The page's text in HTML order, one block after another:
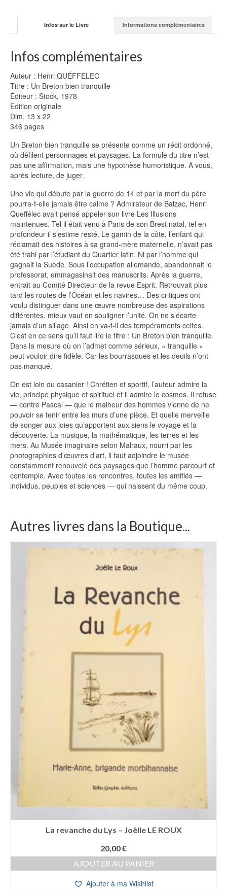
Infos sur le Livre Informations complémentaires
Infos complémentaires
Auteur : Henri QUÉFFELEC
Titre : Un Breton bien tranquille
Éditeur : Stock, 1978
Edition originale
Dim. 13 x 22
346 pages
Un Breton bien tranquille se présente comme un récit ordonné,
où défilent personnages et paysages. La formule du titre n’est
pas une affirmation, mais une hypothèse humoristique. A vous,
après lecture, de juger.
Une vie qui débute par la guerre de 14 et par la mort du père
pourra-t-elle jamais être calme ? Admirateur de Balzac, Henri
Queffélec avait pensé appeler son livre Les Illusions
maintenues. Tel il était venu à Paris de son Brest natal, tel en
profondeur il s’estime resté. Le gamin de la côte, l’enfant qui
réclamait des histoires à sa grand-mère maternelle, n’avait pas
été trahi par l’étudiant du Quartier latin. Ni par l’homme qui
gagnait la Suède. Sous l’occupation allemande, abandonnait le
professorat, emmagasinait des manuscrits. Après la guerre,
entrait au Comité Directeur de la revue Esprit. Retrouvait plus
tard les routes de l’Océan et les navires… Des critiques ont
voulu distinguer dans une œuvre nombreuse des aspirations
différentes, mieux vaut en souligner l’unité. On ne s’écarte
jamais d’un sillage. Ainsi en va-t-il des tempéraments celtes.
C’est en ce sens qu’il faut lire le titre : Un Breton bien tranquille.
Dans la mesure où on l’admet comme sérieux, « tranquille »
peut vouloir dire fidèle. Car les bourrasques et les deuils n’ont
pas manqué.
On est loin du casanier ! Chrétien et sportif, l’auteur admire la
vie, principe physique et spirituel et il admire le cosmos. Il refuse
— contre Pascal — que le malheur des hommes vienne de ne
pouvoir se tenir entre les murs d’une pièce. Et quelle merveille
de songer aux joies qu’apportent aux siens le voyage et la
découverte. La musique, la mathématique, les terres et les
mers. Au Musée imaginaire selon Malraux, nourri par les
photographies d’œuvres d’art, il faut adjoindre le musée
constamment renouvelé des paysages que l’homme parcourt et
contemple. Avec toutes les rencontres, toutes les amitiés —
individus, peuples et sciences — qui naissent du même coup.
Autres livres dans la Boutique...
La revanche du Lys – Joëlle LE ROUX
20,00€
AJOUTER AU PANIER
Ajouter à ma Wishlist